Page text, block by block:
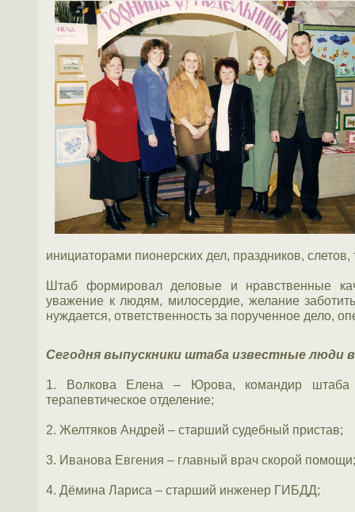
инициаторами пионерских дел, праздников, слетов,
Штаб формировал деловые и нравственные
уважение к людям, милосердие, желание
нуждается, ответственность за порученное дело,
Сегодня выпускники штаба известные люди
1. Волкова Елена – Юрова, командир штаба
терапевтическое отделение;
2. Желтяков Андрей – старший судебный пристав;
3. Иванова Евгения – главный врач скорой помощи;
4. Дёмина Лариса – старший инженер ГИБДД;